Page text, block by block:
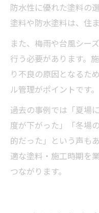
防水性に優れた塗料の
塗料や防水塗料は、住
また、梅雨や台風シー
行う必要があります。
り不良の原因となるた
ル管理がポイントです。
過去の事例では「夏場
度が下がった」「冬場
的だった」という声も
適な塗料・施工時期を
つながります。